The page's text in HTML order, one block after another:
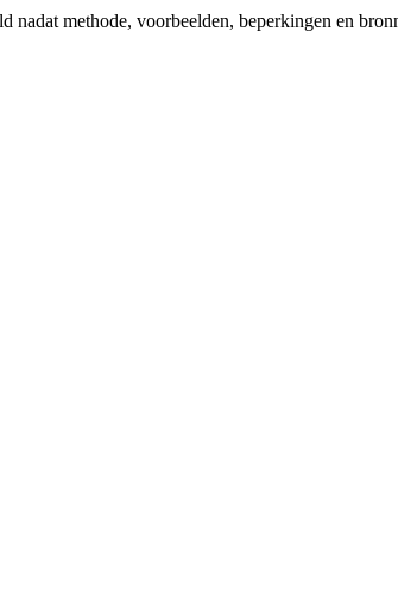
methode, voorbeelden, beperkingen en